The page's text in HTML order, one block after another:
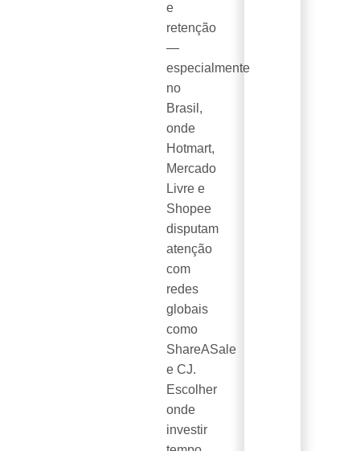
e
retenção
—
especialmente
no
Brasil,
onde
Hotmart,
Mercado
Livre e
Shopee
disputam
atenção
com
redes
globais
como
ShareASale
e CJ.
Escolher
onde
investir